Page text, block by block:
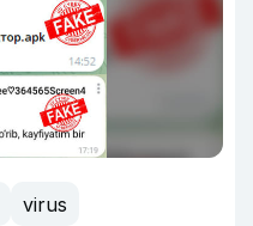
virus